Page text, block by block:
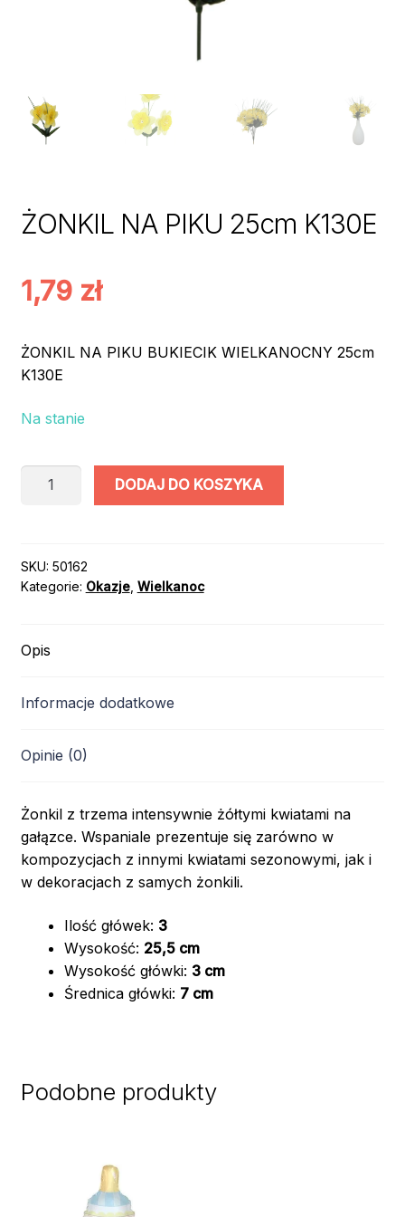
ŻONKIL NA PIKU 25cm K130E
1,79 zł
ŻONKIL NA PIKU BUKIECIK WIELKANOCNY 25cm
K130E
Na stanie
ilość
25cm
K130E
DODAJ DO KOSZYKA
SKU: 50162
Kategorie: Okazje, Wielkanoc
Opis
Informacje dodatkowe
Opinie (0)
Żonkil z trzema intensywnie żółtymi kwiatami na
gałązce. Wspaniale prezentuje się zarówno w
kompozycjach z innymi kwiatami sezonowymi, jak i
w dekoracjach z samych żonkili.
Ilość główek: 3
Wysokość: 25,5 cm
Wysokość główki: 3 cm
Średnica główki: 7 cm
Podobne produkty